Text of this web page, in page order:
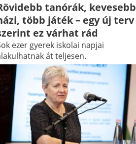
tanórák, kevesebb
több játék – egy új terv
ez várhat rád
ezer gyerek iskolai napjai
át teljesen.